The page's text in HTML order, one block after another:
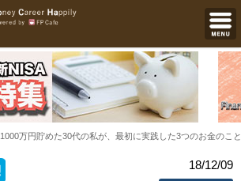
1000万円貯めた30代の私が、最初に実践した3つのお金のこと
18/12/09